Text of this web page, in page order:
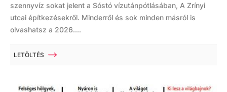
szennyvíz sokat jelent a Sóstó vízutánpótlásában, A Zrínyi
utcai építkezésekről. Minderről és sok minden másról is
olvashatsz a 2026....
LETÖLTÉS